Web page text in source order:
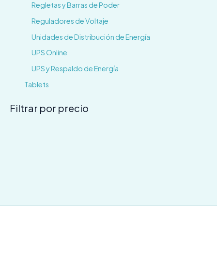
Regletas y Barras de Poder
Reguladores de Voltaje
Unidades de Distribución de Energía
UPS Online
UPS y Respaldo de Energía
Tablets
Filtrar por precio